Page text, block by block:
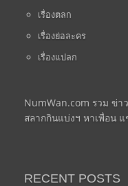
เรื่องตลก
เรื่องย่อละคร
เรื่องแปลก
NumWan.com รวม ข่า
สลากกินแบ่งฯ หาเพื่อน
RECENT POSTS